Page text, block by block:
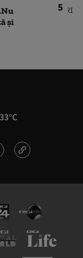
5
și